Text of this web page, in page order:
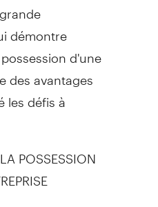
démontre
d'une
des avantages
les défis à
POSSESSION